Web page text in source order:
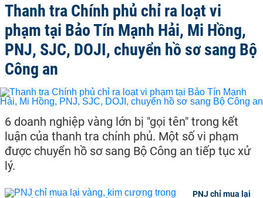
Thanh tra Chính phủ chỉ ra loạt vi
phạm tại Bảo Tín Mạnh Hải, Mi Hồng,
PNJ, SJC, DOJI, chuyển hồ sơ sang Bộ
Công an
6 doanh nghiệp vàng lớn bị "gọi tên" trong kết
luận của thanh tra chính phủ. Một số vi phạm
được chuyển hồ sơ sang Bộ Công an tiếp tục xử
lý.
PNJ chỉ mua lại